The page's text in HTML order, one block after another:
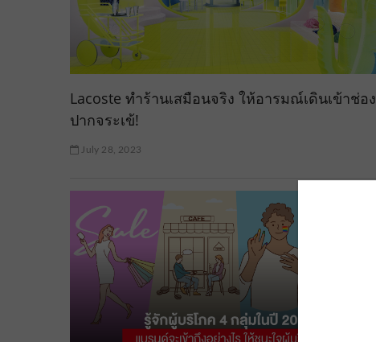
Lacoste ทำร้านเสมือนจริง ให้อารมณ์เดินเข้าช่อง
ปากจระเข้!
July 28, 2023